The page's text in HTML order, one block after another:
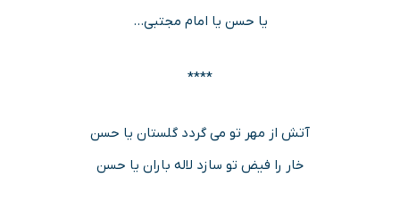
یا حسن یا امام مجتبی…
****
آتش از مهر تو می گردد گلستان یا حسن
خار را فیض تو سازد لاله باران یا حسن